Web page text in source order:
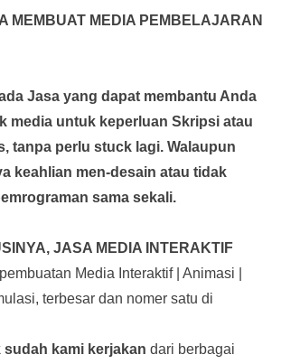
MEMBUAT MEDIA PEMBELAJARAN
Jasa yang dapat membantu Anda
media untuk keperluan Skripsi atau
tanpa perlu stuck lagi. Walaupun
keahlian men-desain atau tidak
sama sekali.
JASA MEDIA INTERAKTIF
Media Interaktif | Animasi |
terbesar dan nomer satu di
sudah kami kerjakan dari berbagai